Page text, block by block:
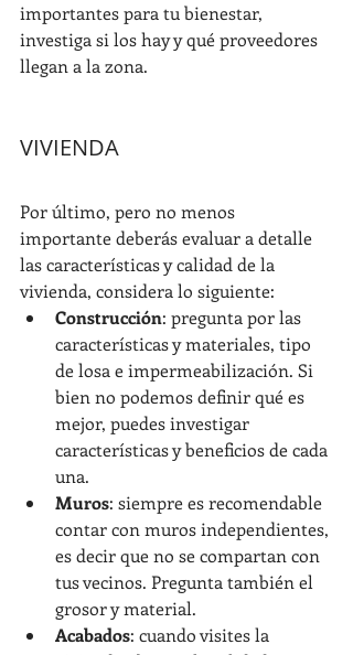
importantes para tu bienestar,
investiga si los hay y qué proveedores
llegan a la zona.
VIVIENDA
Por último, pero no menos
importante deberás evaluar a detalle
las características y calidad de la
vivienda, considera lo siguiente:
Construcción: pregunta por las
características y materiales, tipo
de losa e impermeabilización. Si
bien no podemos definir qué es
mejor, puedes investigar
características y beneficios de cada
una.
Muros: siempre es recomendable
contar con muros independientes,
es decir que no se compartan con
tus vecinos. Pregunta también el
grosor y material.
Acabados: cuando visites la